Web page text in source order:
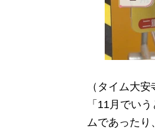
（タイム大
「11月でい
ムであったり